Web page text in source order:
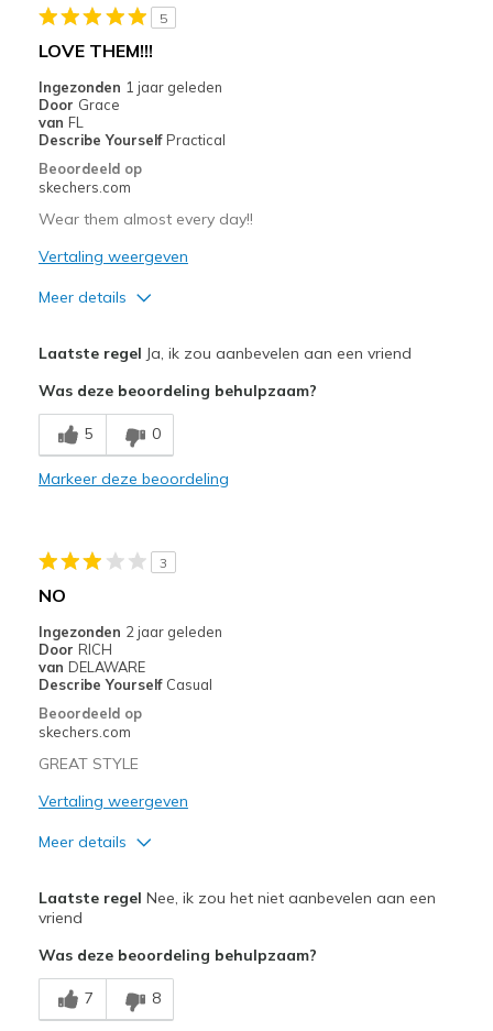
Sizing Feels true to size
5
LOVE THEM!!!
Ingezonden 1 jaar geleden
Door Grace
van FL
Describe Yourself Practical
Beoordeeld op
skechers.com
Wear them almost every day!!
Vertaling weergeven
Meer details
Comfortable
Durable
Casual Wear
Travel
Width
Sizing
View On Shoes
Laatste regel Ja, ik zou aanbevelen aan een vriend
Was deze beoordeling behulpzaam?
5 0
Markeer deze beoordeling
3
NO
Ingezonden 2 jaar geleden
Door RICH
van DELAWARE
Describe Yourself Casual
Beoordeeld op
skechers.com
GREAT STYLE
Vertaling weergeven
Meer details
TOO HEAVY
Beste toepassingen
Casual Wear
Laatste regel Nee, ik zou het niet aanbevelen aan een
vriend
Was deze beoordeling behulpzaam?
7 8